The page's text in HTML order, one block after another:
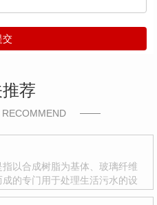
交
荐
以合成树脂为基体、玻璃纤维
的专门用于处理生活污水的设